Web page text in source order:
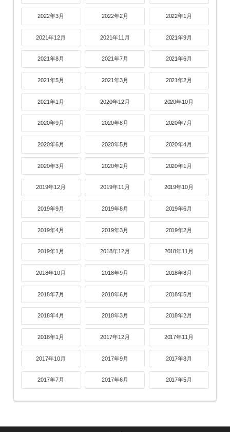
2022年3月 2022年2月 2022年1月
2021年12月 2021年11月 2021年9月
2021年8月 2021年7月 2021年6月
2021年5月 2021年3月 2021年2月
2021年1月 2020年12月 2020年10月
2020年9月 2020年8月 2020年7月
2020年6月 2020年5月 2020年4月
2020年3月 2020年2月 2020年1月
2019年12月 2019年11月 2019年10月
2019年9月 2019年8月 2019年6月
2019年4月 2019年3月 2019年2月
2019年1月 2018年12月 2018年11月
2018年10月 2018年9月 2018年8月
2018年7月 2018年6月 2018年5月
2018年4月 2018年3月 2018年2月
2018年1月 2017年12月 2017年11月
2017年10月 2017年9月 2017年8月
2017年7月 2017年6月 2017年5月